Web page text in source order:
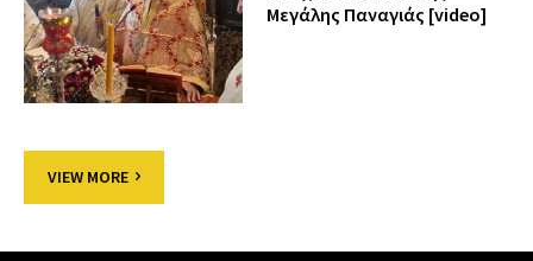
Μεγάλης Παναγιάς [video]
VIEW MORE